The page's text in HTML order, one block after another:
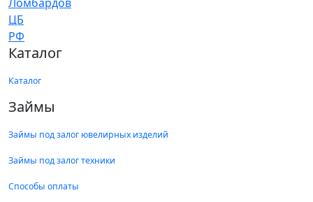
Каталог
Каталог
Займы
Займы под залог ювелирных изделий
Займы под залог техники
Способы оплаты